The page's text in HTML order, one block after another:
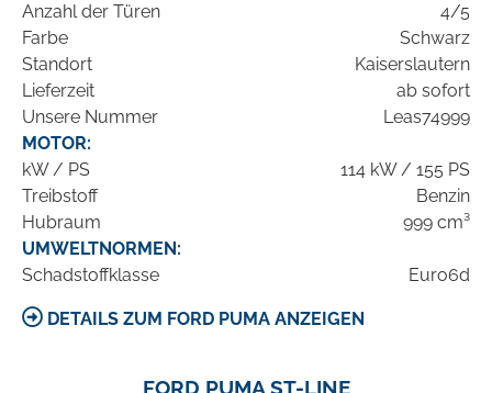
Anzahl der Türen
4/5
Farbe
Schwarz
Standort
Kaiserslautern
Lieferzeit
ab sofort
Unsere Nummer
Leas74999
MOTOR:
kW / PS
114 kW / 155 PS
Treibstoff
Benzin
Hubraum
999 cm³
UMWELTNORMEN:
Schadstoffklasse
Euro6d
DETAILS ZUM FORD PUMA ANZEIGEN
FORD PUMA ST-LINE